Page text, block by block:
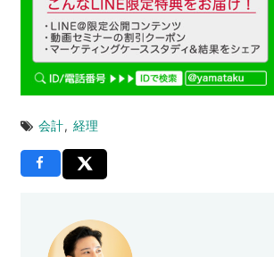
会計, 経理